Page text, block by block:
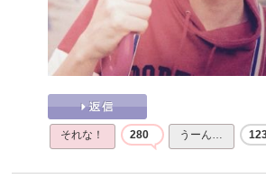
それな！ 280 うーん…